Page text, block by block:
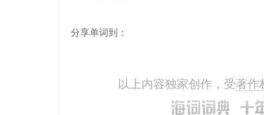
分享单词到：
以上内容独家创作，受著作